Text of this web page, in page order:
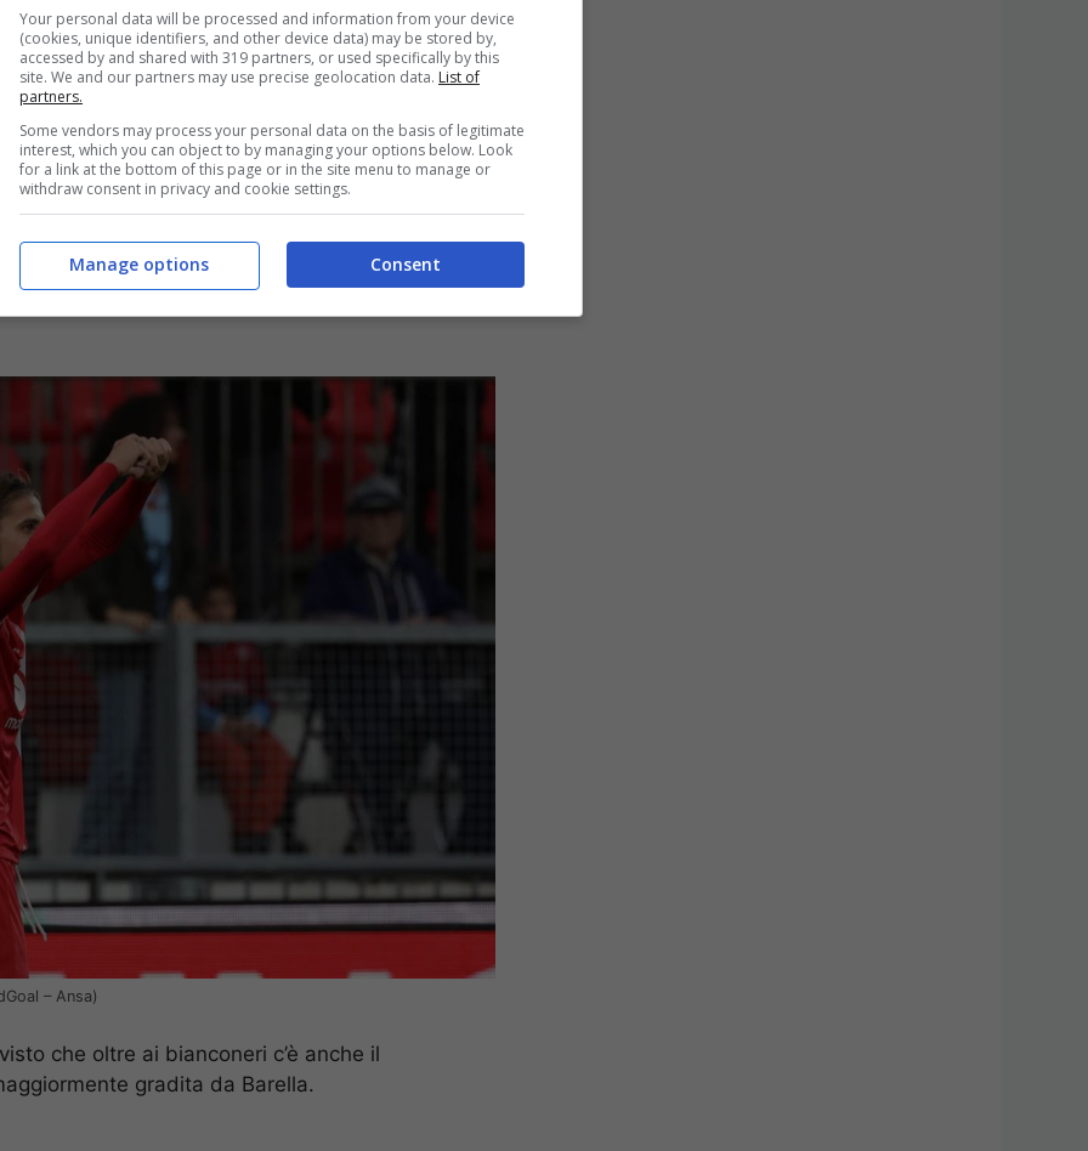
60 milioni. La cifra è stata ritenuta insufficiente
più vicino: Marotta
però, danno iMagpiesancora fortemente
più alta pronta ad essere recapitata ad
bonus
– Ansa)
che oltre ai bianconeri c’è anche il
gradita da Barella.
Your personal data will be processed and information from your device
(cookies, unique identifiers, and other device data) may be stored by,
accessed by and shared with 319 partners, or used specifically by this
site. We and our partners may use precise geolocation data. List of
partners.
Some vendors may process your personal data on the basis of legitimate
interest, which you can object to by managing your options below. Look
for a link at the bottom of this page or in the site menu to manage or
withdraw consent in privacy and cookie settings.
Consent
Manage options